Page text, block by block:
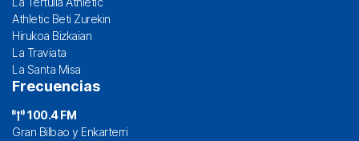
Athletic Beti Zurekin
Hirukoa Bizkaian
La Traviata
La Santa Misa
Frecuencias
100.4 FM
Gran Bilbao y Enkarterri